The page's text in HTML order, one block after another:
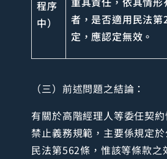
程序
中）
者，是否適用民法
定，應認定無效。
（三）前述問題之結論：
有關於高階經理人等委任契
禁止義務規範，主要係規定
民法第562條，惟該等條款之